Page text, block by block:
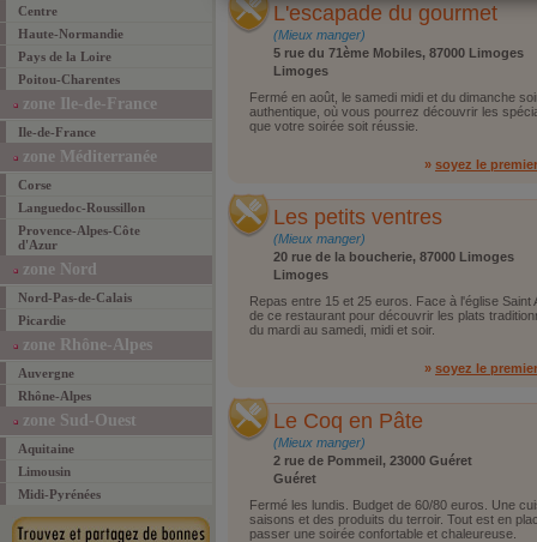
Centre
Haute-Normandie
Pays de la Loire
Poitou-Charentes
zone Ile-de-France
Ile-de-France
zone Méditerranée
Corse
Languedoc-Roussillon
Provence-Alpes-Côte
d'Azur
zone Nord
Nord-Pas-de-Calais
Picardie
zone Rhône-Alpes
Auvergne
Rhône-Alpes
zone Sud-Ouest
Aquitaine
Limousin
Midi-Pyrénées
L'escapade du gourmet
(Mieux manger)
5 rue du 71ème Mobiles, 87000 Limoges
Limoges
Fermé en août, le samedi midi et du dimanche
authentique, où vous pourrez découvrir les
que votre soirée soit réussie.
» soyez le
Les petits ventres
(Mieux manger)
20 rue de la boucherie, 87000 Limoges
Limoges
Repas entre 15 et 25 euros. Face à l'église
de ce restaurant pour découvrir les plats
du mardi au samedi, midi et soir.
» soyez le
Le Coq en Pâte
(Mieux manger)
2 rue de Pommeil, 23000 Guéret
Guéret
Fermé les lundis. Budget de 60/80 euros. Une
saisons et des produits du terroir. Tout est en
passer une soirée confortable et chaleureuse.